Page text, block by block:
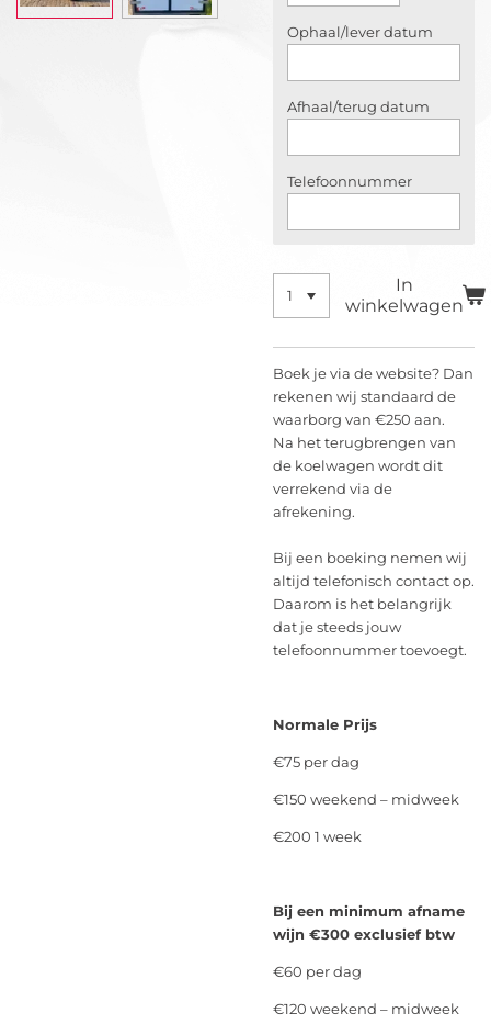
Ophaal/lever datum
Afhaal/terug datum
Telefoonnummer
In
winkelwagen
Boek je via de website? Dan
rekenen wij standaard de
waarborg van €250 aan.
Na het terugbrengen van
de koelwagen wordt dit
verrekend via de
afrekening.
Bij een boeking nemen wij
altijd telefonisch contact op.
Daarom is het belangrijk
dat je steeds jouw
telefoonnummer toevoegt.
Normale Prijs
€75 per dag
€150 weekend – midweek
€200 1 week
Bij een minimum afname
wijn €300 exclusief btw
€60 per dag
€120 weekend – midweek